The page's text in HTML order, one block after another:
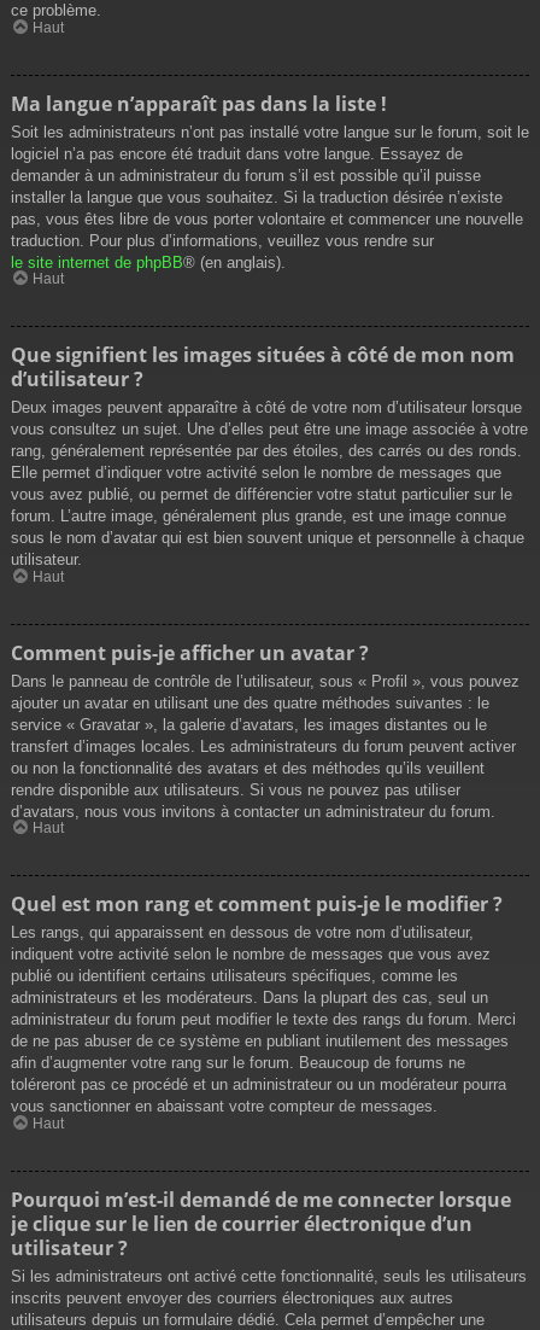
ce problème.
Haut
Ma langue n’apparaît pas dans la liste !
Soit les administrateurs n’ont pas installé votre langue sur le forum, soit le
logiciel n’a pas encore été traduit dans votre langue. Essayez de
demander à un administrateur du forum s’il est possible qu’il puisse
installer la langue que vous souhaitez. Si la traduction désirée n’existe
pas, vous êtes libre de vous porter volontaire et commencer une nouvelle
traduction. Pour plus d’informations, veuillez vous rendre sur
le site internet de phpBB® (en anglais).
Haut
Que signifient les images situées à côté de mon nom
d’utilisateur ?
Deux images peuvent apparaître à côté de votre nom d’utilisateur lorsque
vous consultez un sujet. Une d’elles peut être une image associée à votre
rang, généralement représentée par des étoiles, des carrés ou des ronds.
Elle permet d’indiquer votre activité selon le nombre de messages que
vous avez publié, ou permet de différencier votre statut particulier sur le
forum. L’autre image, généralement plus grande, est une image connue
sous le nom d’avatar qui est bien souvent unique et personnelle à chaque
utilisateur.
Haut
Comment puis-je afficher un avatar ?
Dans le panneau de contrôle de l’utilisateur, sous « Profil », vous pouvez
ajouter un avatar en utilisant une des quatre méthodes suivantes : le
service « Gravatar », la galerie d’avatars, les images distantes ou le
transfert d’images locales. Les administrateurs du forum peuvent activer
ou non la fonctionnalité des avatars et des méthodes qu’ils veuillent
rendre disponible aux utilisateurs. Si vous ne pouvez pas utiliser
d’avatars, nous vous invitons à contacter un administrateur du forum.
Haut
Quel est mon rang et comment puis-je le modifier ?
Les rangs, qui apparaissent en dessous de votre nom d’utilisateur,
indiquent votre activité selon le nombre de messages que vous avez
publié ou identifient certains utilisateurs spécifiques, comme les
administrateurs et les modérateurs. Dans la plupart des cas, seul un
administrateur du forum peut modifier le texte des rangs du forum. Merci
de ne pas abuser de ce système en publiant inutilement des messages
afin d’augmenter votre rang sur le forum. Beaucoup de forums ne
toléreront pas ce procédé et un administrateur ou un modérateur pourra
vous sanctionner en abaissant votre compteur de messages.
Haut
Pourquoi m’est-il demandé de me connecter lorsque
je clique sur le lien de courrier électronique d’un
utilisateur ?
Si les administrateurs ont activé cette fonctionnalité, seuls les utilisateurs
inscrits peuvent envoyer des courriers électroniques aux autres
utilisateurs depuis un formulaire dédié. Cela permet d’empêcher une